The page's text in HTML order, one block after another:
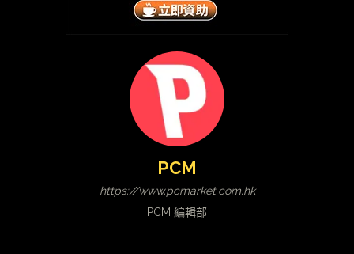
PCM
https://www.pcmarket.com.hk
PCM 編輯部